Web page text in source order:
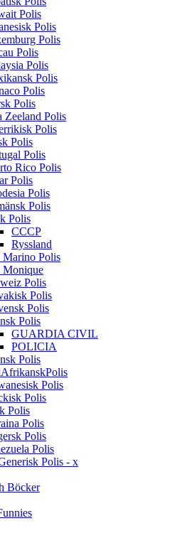
Polis
Polis
Polis
Polis
Polis
Polis
Polis
Polis
Zeeland Polis
Polis
Polis
Polis
Rico Polis
Polis
Polis
Polis
Polis
CCCP
Ryssland
Marino Polis
Monique
Polis
Polis
Polis
Polis
GUARDIA CIVIL
POLICIA
Polis
Polis
Polis
Polis
Polis
Polis
Polis
Polis - x
Böcker